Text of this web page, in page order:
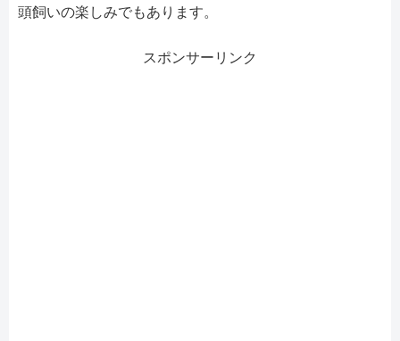
頭飼いの楽しみでもあります。
スポンサーリンク